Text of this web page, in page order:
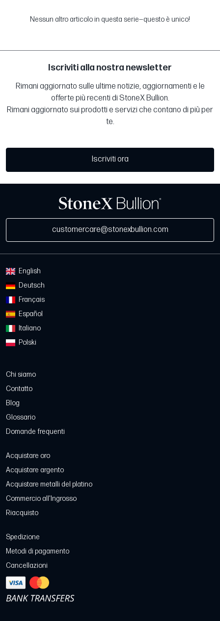
Nessun altro articolo in questa serie—questo è unico!
Iscriviti alla nostra newsletter
Rimani aggiornato sulle ultime notizie, aggiornamenti e le
offerte più recenti di StoneX Bullion.
Rimani aggiornato sui prodotti e servizi che contano di più per
te.
Iscriviti ora
customercare@stonexbullion.com
English
Deutsch
Français
Español
Italiano
Polski
Chi siamo
Contatto
Blog
Glossario
Domande frequenti
Acquistare oro
Acquistare argento
Acquistare metalli del platino
Commercio all'Ingrosso
Riacquisto
Spedizione
Metodi di pagamento
Cancellazioni